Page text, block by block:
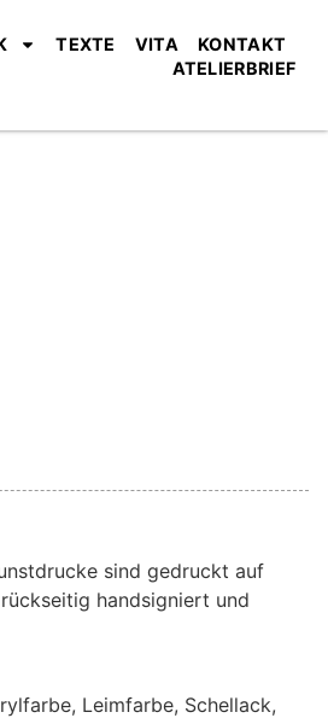
TEXTE VITA
KONTAKT
ATELIERBRIEF
sind gedruckt auf
handsigniert und
Leimfarbe, Schellack,